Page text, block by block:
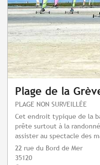
Plage de la
PLAGE NON SURVEILLÉE
Cet endroit typique de la
prête surtout à la
assister au spectacle des
22 rue du Bord de Mer
35120